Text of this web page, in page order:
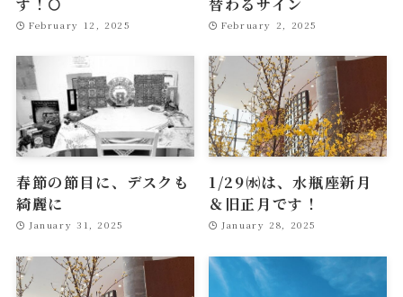
February 12, 2025 February 2, 2025
春節の節目に、デスクも
綺麗に
January 31, 2025
1/29㈬は、水瓶座新月
＆旧正月です！
January 28, 2025